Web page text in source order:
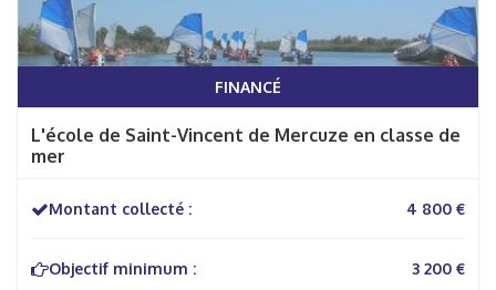
FINANCÉ
L'école de Saint-Vincent de Mercuze en classe de
mer
Montant collecté : 4 800 €
Objectif minimum :
3 200 €